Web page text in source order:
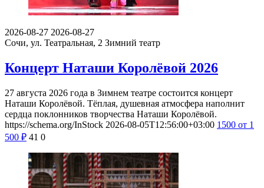
2026-08-27 2026-08-27
Сочи, ул. Театральная, 2 Зимний театр
Концерт Наташи Королёвой 2026
27 августа 2026 года в Зимнем театре состоится концерт
Наташи Королёвой. Тёплая, душевная атмосфера наполнит
сердца поклонников творчества Наташи Королёвой.
https://schema.org/InStock 2026-08-05T12:56:00+03:00 1500 от 1
500 ₽ 41 0